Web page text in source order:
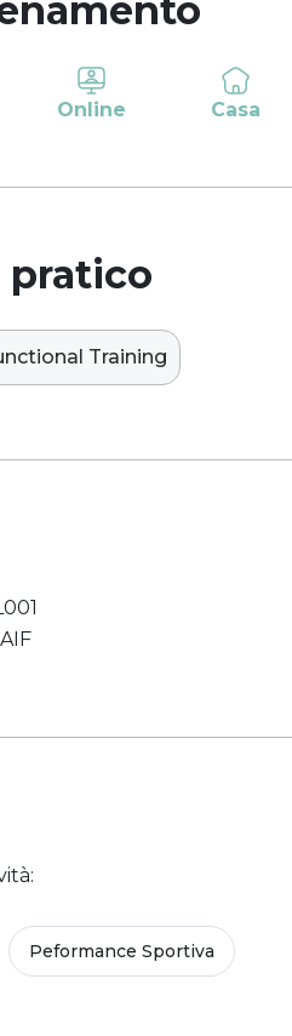
Online Casa
pratico
Training
Peformance Sportiva